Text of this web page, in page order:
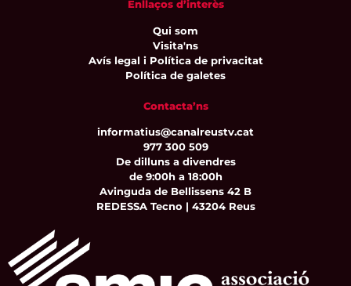
Enllaços d’interès
Qui som
Visita'ns
Avís legal i Política de privacitat
Política de galetes
Contacta’ns
informatius@canalreustv.cat
977 300 509
De dilluns a divendres
de 9:00h a 18:00h
Avinguda de Bellissens 42 B
REDESSA Tecno | 43204 Reus